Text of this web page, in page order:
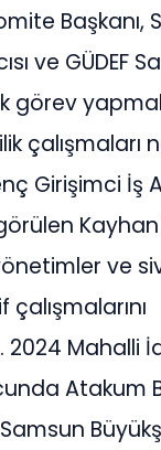
Başkanı,
ve GÜDEF
görev
çalışmaları
Girişimci İş
ve
Mahalli
Atakum